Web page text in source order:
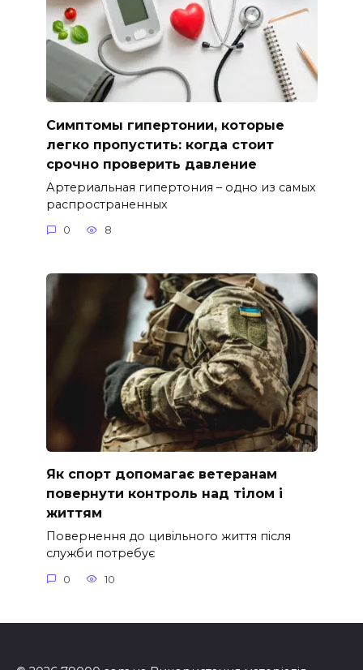
Симптомы гипертонии, которые
легко пропустить: когда стоит
срочно проверить давление
Артериальная гипертония – одно из самых
распространенных
0 8
Як спорт допомагає ветеранам
повернути контроль над тілом і
життям
Повернення до цивільного життя після
служби потребує
0 10